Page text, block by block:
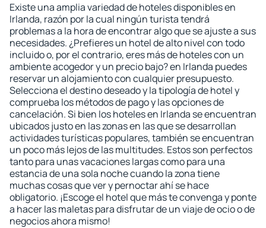
Existe una amplia variedad de hoteles disponibles en
Irlanda, razón por la cual ningún turista tendrá
problemas a la hora de encontrar algo que se ajuste a sus
necesidades. ¿Prefieres un hotel de alto nivel con todo
incluido o, por el contrario, eres más de hoteles con un
ambiente acogedor y un precio bajo? en Irlanda puedes
reservar un alojamiento con cualquier presupuesto.
Selecciona el destino deseado y la tipología de hotel y
comprueba los métodos de pago y las opciones de
cancelación. Si bien los hoteles en Irlanda se encuentran
ubicados justo en las zonas en las que se desarrollan
actividades turísticas populares, también se encuentran
un poco más lejos de las multitudes. Estos son perfectos
tanto para unas vacaciones largas como para una
estancia de una sola noche cuando la zona tiene
muchas cosas que ver y pernoctar ahí se hace
obligatorio. ¡Escoge el hotel que más te convenga y ponte
a hacer las maletas para disfrutar de un viaje de ocio o de
negocios ahora mismo!